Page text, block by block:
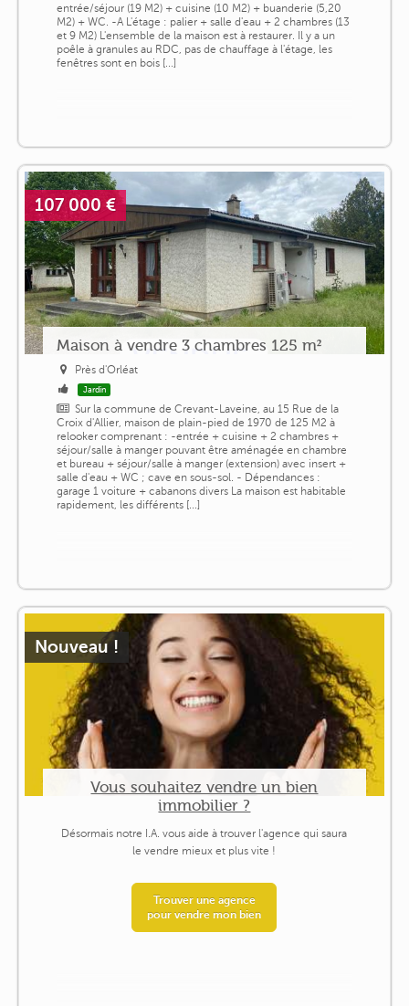
entrée/séjour (19 M2) + cuisine (10 M2) + buanderie (5,20
M2) + WC. -A L'étage : palier + salle d'eau + 2 chambres (13
et 9 M2) L'ensemble de la maison est à restaurer. Il y a un
poêle à granules au RDC, pas de chauffage à l'étage, les
fenêtres sont en bois [...]
107 000 €
Maison à vendre 3 chambres 125 m²
Près d'Orléat
Jardin
Sur la commune de Crevant-Laveine, au 15 Rue de la
Croix d'Allier, maison de plain-pied de 1970 de 125 M2 à
relooker comprenant : -entrée + cuisine + 2 chambres +
séjour/salle à manger pouvant être aménagée en chambre
et bureau + séjour/salle à manger (extension) avec insert +
salle d'eau + WC ; cave en sous-sol. - Dépendances :
garage 1 voiture + cabanons divers La maison est habitable
rapidement, les différents [...]
Nouveau !
Vous souhaitez vendre un bien
immobilier ?
Désormais notre I.A. vous aide à trouver l'agence qui saura
le vendre mieux et plus vite !
Trouver une agence
pour vendre mon bien